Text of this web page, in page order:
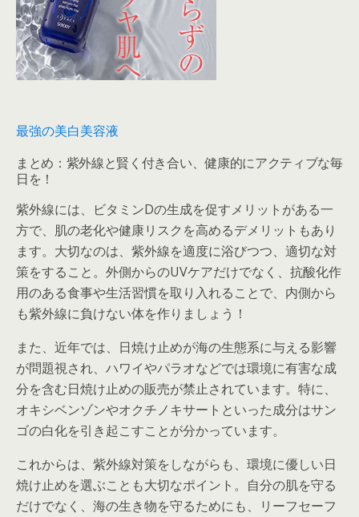
最強の美白美容液
まとめ：紫外線と賢く付き合い、健康的にアクティブな毎
日を！
紫外線には、ビタミンDの生成を促すメリットがある一
方で、肌の老化や健康リスクを高めるデメリットもあり
ます。大切なのは、紫外線を適度に浴びつつ、適切な対
策をすること。外側からのUVケアだけでなく、抗酸化作
用のある食事や生活習慣を取り入れることで、内側から
も紫外線に負けない体を作りましょう！
また、近年では、日焼け止めが海の生態系に与える影響
が問題視され、ハワイやパラオなどでは環境に有害な成
分を含む日焼け止めの販売が禁止されています。特に、
オキシベンゾンやオクチノキサートといった成分はサン
ゴの白化を引き起こすことが分かっています。
これからは、紫外線対策をしながらも、環境に優しい日
焼け止めを選ぶことも大切なポイント。自分の肌を守る
だけでなく、海の生き物を守るためにも、リーフセーフ